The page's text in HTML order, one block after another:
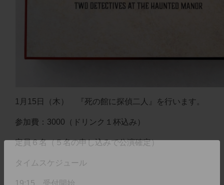
1月15日（木） 『死の館に探偵二人』を行います。
参加費：3000（ドリンク１杯込み）
定員６名（５名の申し込みで公演確定）
タイムスケジュール
19:15 受付開始